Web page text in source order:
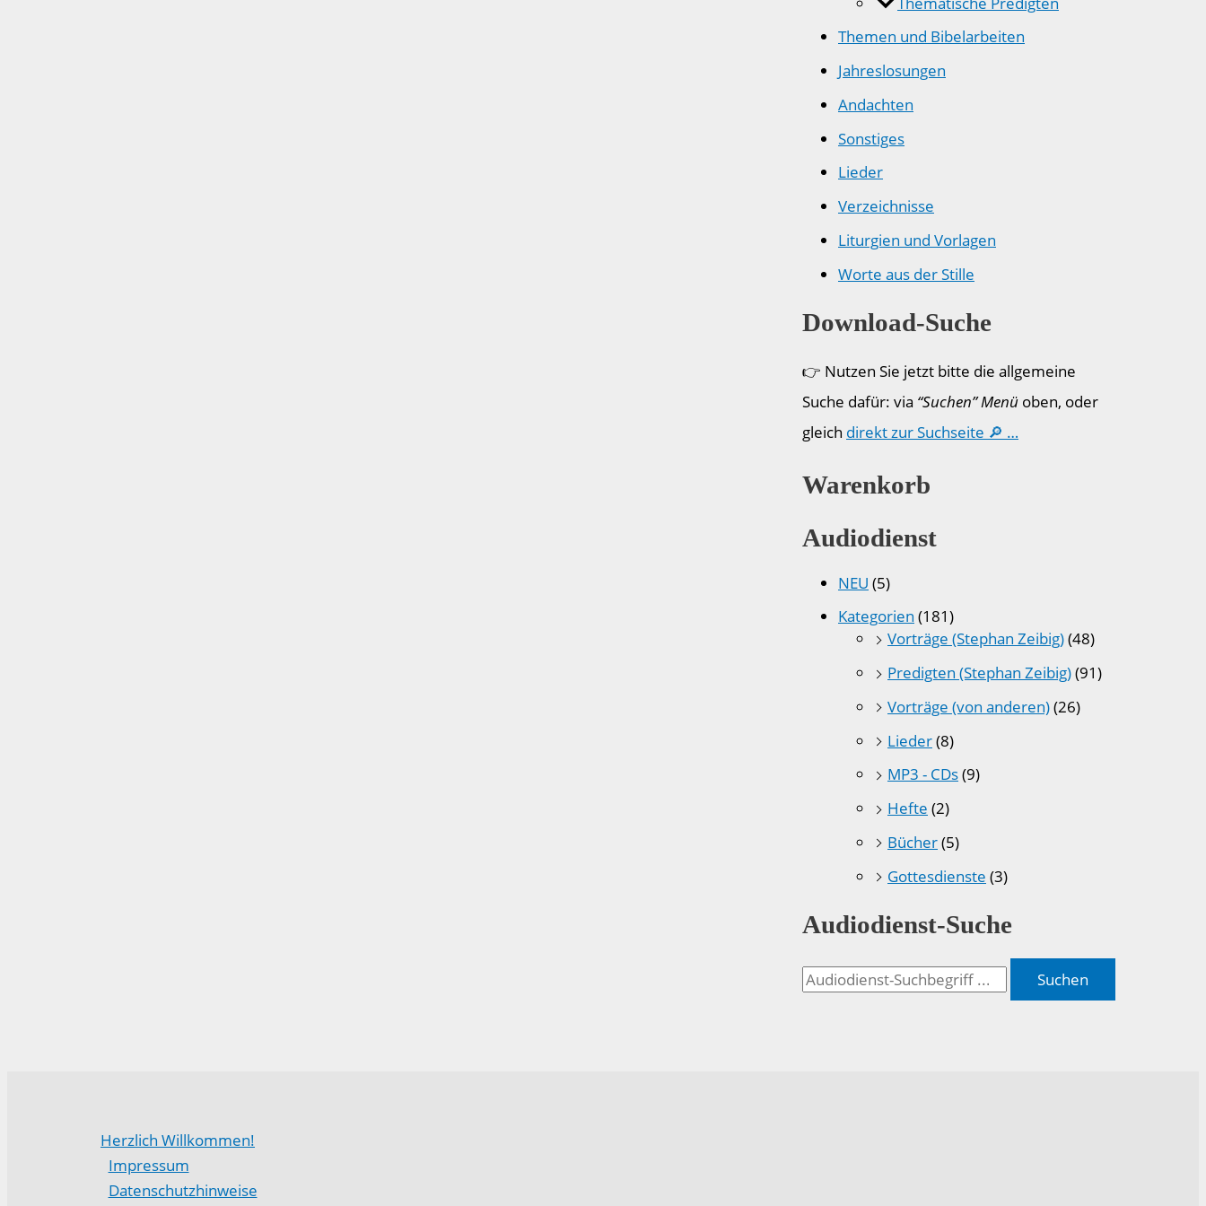
Themen und Bibelarbeiten
Jahreslosungen
Andachten
Sonstiges
Lieder
Verzeichnisse
Liturgien und Vorlagen
Worte aus der Stille
Download-Suche
👉 Nutzen Sie jetzt bitte die allgemeine
Suche dafür: via “Suchen” Menü oben, oder
gleich direkt zur Suchseite 🔎 …
Warenkorb
Audiodienst
NEU (5)
Kategorien (181)
Vorträge (Stephan Zeibig)(48)
Predigten (Stephan Zeibig)(91)
Vorträge (von anderen)(26)
Lieder(8)
MP3 - CDs(9)
Hefte (2)
Bücher(5)
Gottesdienste (3)
Audiodienst-Suche
Suchen
Herzlich Willkommen!
Impressum
Datenschutzhinweise